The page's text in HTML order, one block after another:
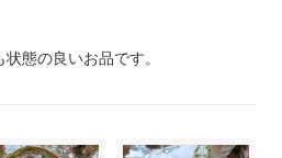
良いお品です。